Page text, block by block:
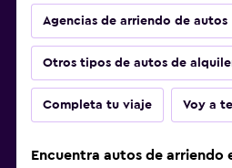
Agencias de arriendo de autos
Otros tipos de autos de
Completa tu viaje Voy a
Encuentra autos de arriendo